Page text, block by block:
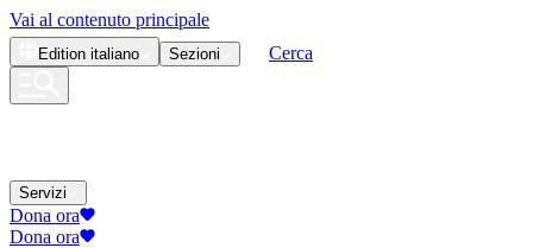
Vai al contenuto principale
Edition italiano Sezioni Cerca
Servizi
Dona ora
Dona ora